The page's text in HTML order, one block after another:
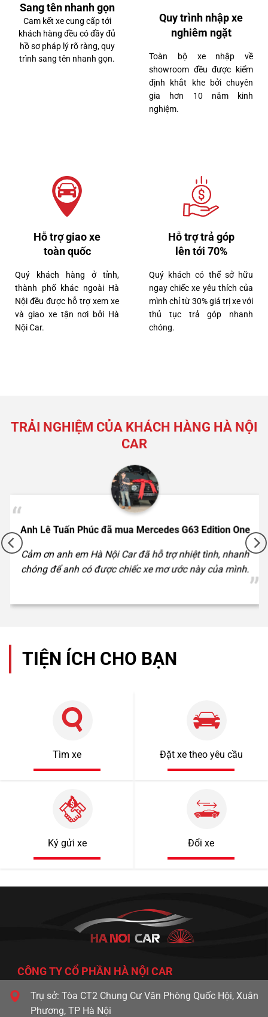
7 tỷ 650 triệu
40000km
2 tỷ 790 triệu
Lexus NX300 2021
1 tỷ 920 triệu
55000km
Mercedes Benz C200 2018
Sang tên nhanh gọn
Cam kết xe cung cấp tới
khách hàng đều có đầy đủ
hồ sơ pháp lý rõ ràng, quy
trình sang tên nhanh gọn.
Quy trình nhập xe
nghiêm ngặt
Toàn bộ xe nhập về
showroom đều được kiểm
định khắt khe bởi chuyên
gia hơn 10 năm kinh
nghiệm.
Hỗ trợ giao xe
toàn quốc
Quý khách hàng ở tỉnh,
thành phố khác ngoài Hà
Nội đều được hỗ trợ xem xe
và giao xe tận nơi bởi Hà
Nội Car.
Hỗ trợ trả góp
lên tới 70%
Quý khách có thể sở hữu
ngay chiếc xe yêu thích của
mình chỉ từ 30% giá trị xe với
thủ tục trả góp nhanh
chóng.
TRẢI NGHIỆM CỦA KHÁCH HÀNG HÀ NỘI
CAR
Anh Lê Tuấn Phúc đã mua Mercedes G63 Edition One
Cảm ơn anh em Hà Nội Car đã hỗ trợ nhiệt tình, nhanh
chóng để anh có được chiếc xe mơ ước này của mình.
TIỆN ÍCH CHO BẠN
Tìm xe Đặt xe theo yêu cầu
Ký gửi xe Đổi xe
CÔNG TY CỔ PHẦN HÀ NỘI CAR
Trụ sở: Tòa CT2 Chung Cư Văn Phòng Quốc Hội, Xuân
Phương, TP Hà Nội